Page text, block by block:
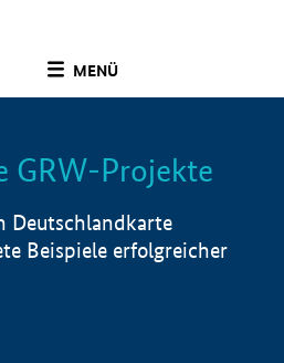
MENÜ
Info
GRW-Projekte
Deutschlandkarte
Beispiele erfolgreicher